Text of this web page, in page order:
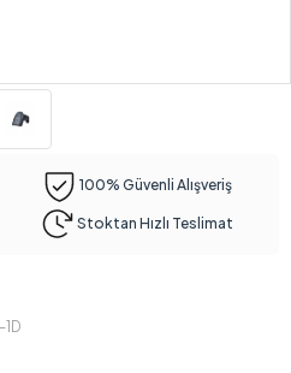
100% Güvenli Alışveriş
Stoktan Hızlı Teslimat